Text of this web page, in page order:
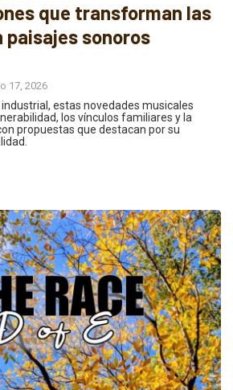
que transforman las
paisajes sonoros
17, 2026
estas novedades musicales
los vínculos familiares y la
propuestas que destacan por su